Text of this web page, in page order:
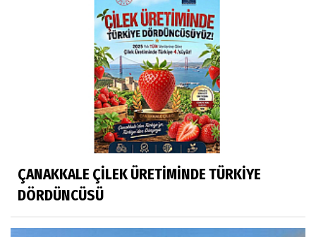
ÇANAKKALE ÇİLEK ÜRETİMİNDE TÜRKİYE
DÖRDÜNCÜSÜ